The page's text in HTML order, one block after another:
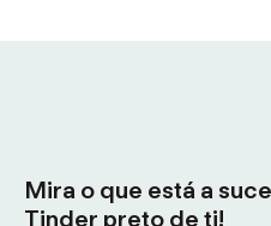
Mira o que está a
Tinder preto de ti!